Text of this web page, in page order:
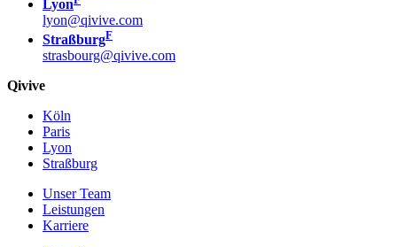
Lyon
lyon@qivive.com
StraßburgF
strasbourg@qivive.com
Qivive
Köln
Paris
Lyon
Straßburg
Unser Team
Leistungen
Karriere